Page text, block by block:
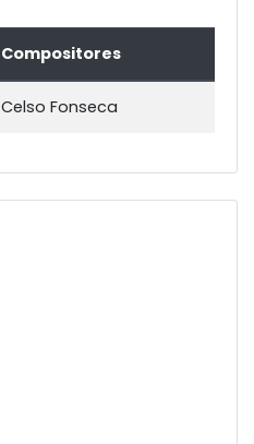
Compositores
Celso Fonseca